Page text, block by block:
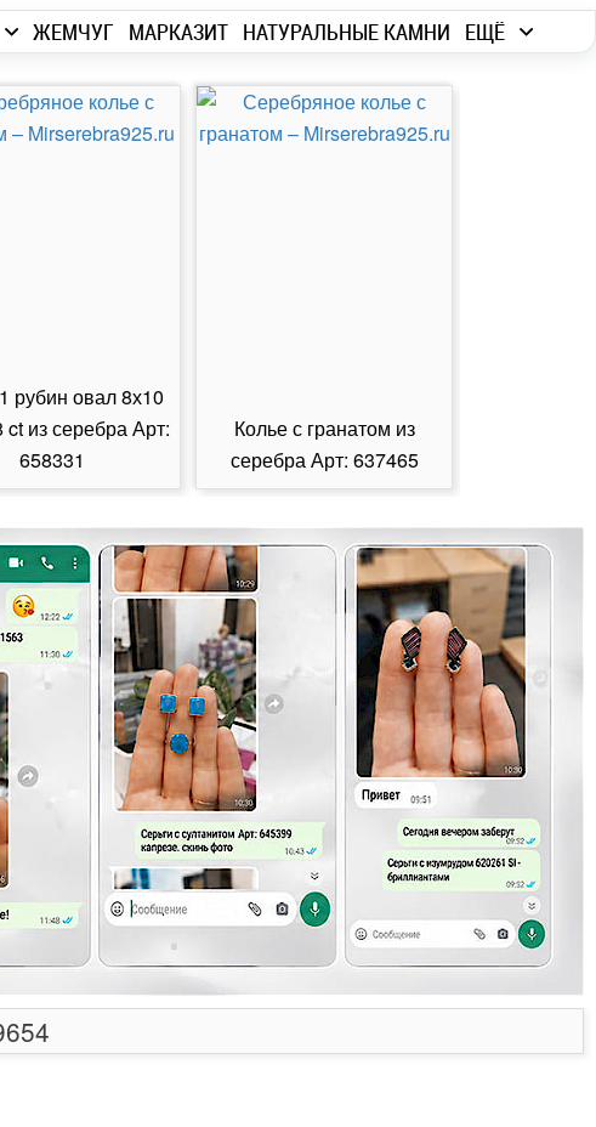
ЖЕМЧУГ МАРКАЗИТ НАТУРАЛЬНЫЕ КАМНИ ЕЩЁ
рубин овал 8х10
из серебра Арт:
658331
Колье с гранатом из
серебра Арт: 637465